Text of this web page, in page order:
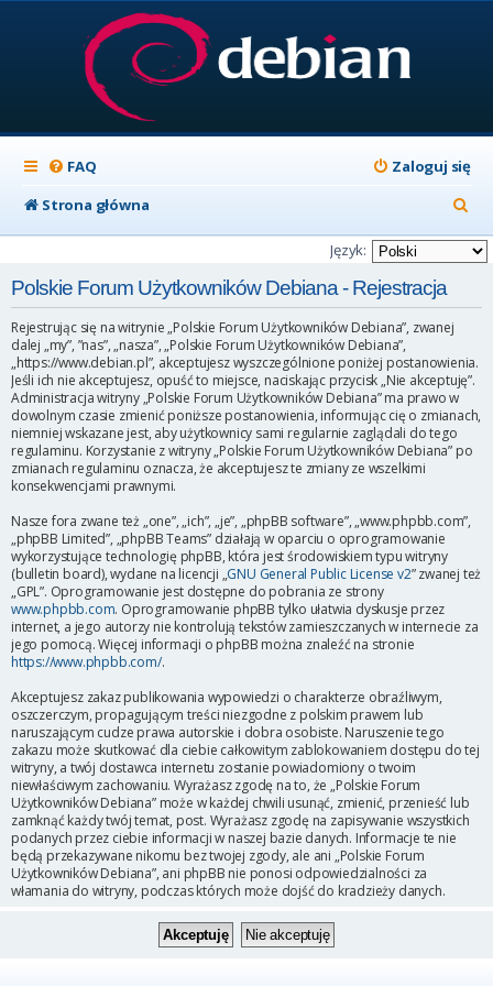
FAQ
Zaloguj się
Strona główna
z
u
j
Język:
Polskie Forum Użytkowników Debiana - Rejestracja
Rejestrując się na witrynie „Polskie Forum Użytkowników Debiana”, zwanej
dalej „my”, ”nas”, „nasza”, „Polskie Forum Użytkowników Debiana”,
„https://www.debian.pl”, akceptujesz wyszczególnione poniżej postanowienia.
Jeśli ich nie akceptujesz, opuść to miejsce, naciskając przycisk „Nie akceptuję”.
Administracja witryny „Polskie Forum Użytkowników Debiana” ma prawo w
dowolnym czasie zmienić poniższe postanowienia, informując cię o zmianach,
niemniej wskazane jest, aby użytkownicy sami regularnie zaglądali do tego
regulaminu. Korzystanie z witryny „Polskie Forum Użytkowników Debiana” po
zmianach regulaminu oznacza, że akceptujesz te zmiany ze wszelkimi
konsekwencjami prawnymi.
Nasze fora zwane też „one”, „ich”, „je”, „phpBB software”, „www.phpbb.com”,
„phpBB Limited”, „phpBB Teams” działają w oparciu o oprogramowanie
wykorzystujące technologię phpBB, która jest środowiskiem typu witryny
(bulletin board), wydane na licencji „GNU General Public License v2” zwanej też
„GPL”. Oprogramowanie jest dostępne do pobrania ze strony
www.phpbb.com. Oprogramowanie phpBB tylko ułatwia dyskusje przez
internet, a jego autorzy nie kontrolują tekstów zamieszczanych w internecie za
jego pomocą. Więcej informacji o phpBB można znaleźć na stronie
https://www.phpbb.com/.
Akceptujesz zakaz publikowania wypowiedzi o charakterze obraźliwym,
oszczerczym, propagującym treści niezgodne z polskim prawem lub
naruszającym cudze prawa autorskie i dobra osobiste. Naruszenie tego
zakazu może skutkować dla ciebie całkowitym zablokowaniem dostępu do tej
witryny, a twój dostawca internetu zostanie powiadomiony o twoim
niewłaściwym zachowaniu. Wyrażasz zgodę na to, że „Polskie Forum
Użytkowników Debiana” może w każdej chwili usunąć, zmienić, przenieść lub
zamknąć każdy twój temat, post. Wyrażasz zgodę na zapisywanie wszystkich
podanych przez ciebie informacji w naszej bazie danych. Informacje te nie
będą przekazywane nikomu bez twojej zgody, ale ani „Polskie Forum
Użytkowników Debiana”, ani phpBB nie ponosi odpowiedzialności za
włamania do witryny, podczas których może dojść do kradzieży danych.